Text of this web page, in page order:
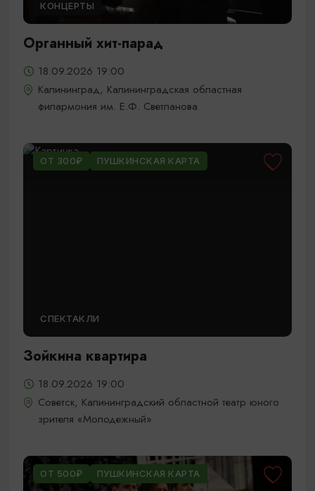
КОНЦЕРТЫ
Органный хит-парад
18.09.2026 19:00
Калининград, Калининградская областная
филармония им. Е.Ф. Светланова
ОТ 300₽ ПУШКИНСКАЯ КАРТА
СПЕКТАКЛИ
Зойкина квартира
18.09.2026 19:00
Советск, Калининградский областной театр юного
зрителя «Молодежный»
ОТ 500₽ ПУШКИНСКАЯ КАРТА